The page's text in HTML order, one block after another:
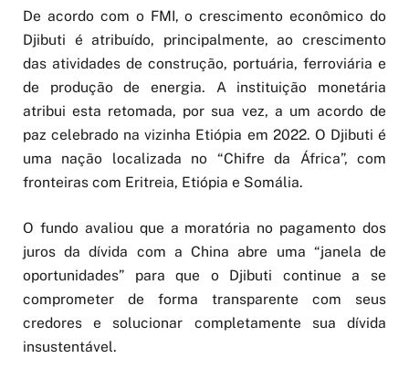
De acordo com o FMI, o crescimento econômico do
Djibuti é atribuído, principalmente, ao crescimento
das atividades de construção, portuária, ferroviária e
de produção de energia. A instituição monetária
atribui esta retomada, por sua vez, a um acordo de
paz celebrado na vizinha Etiópia em 2022. O Djibuti é
uma nação localizada no “Chifre da África”, com
fronteiras com Eritreia, Etiópia e Somália.
O fundo avaliou que a moratória no pagamento dos
juros da dívida com a China abre uma “janela de
oportunidades” para que o Djibuti continue a se
comprometer de forma transparente com seus
credores e solucionar completamente sua dívida
insustentável.